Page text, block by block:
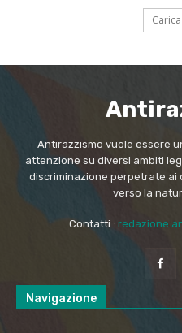
Antirazzismo vuole essere
attenzione su diversi ambiti
discriminazione perpetrate ai
verso la
Contatti :
Navigazione